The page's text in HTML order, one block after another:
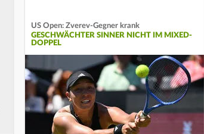
US Open: Zverev-Gegner krank
GESCHWÄCHTER SINNER NICHT IM MIXED-
DOPPEL